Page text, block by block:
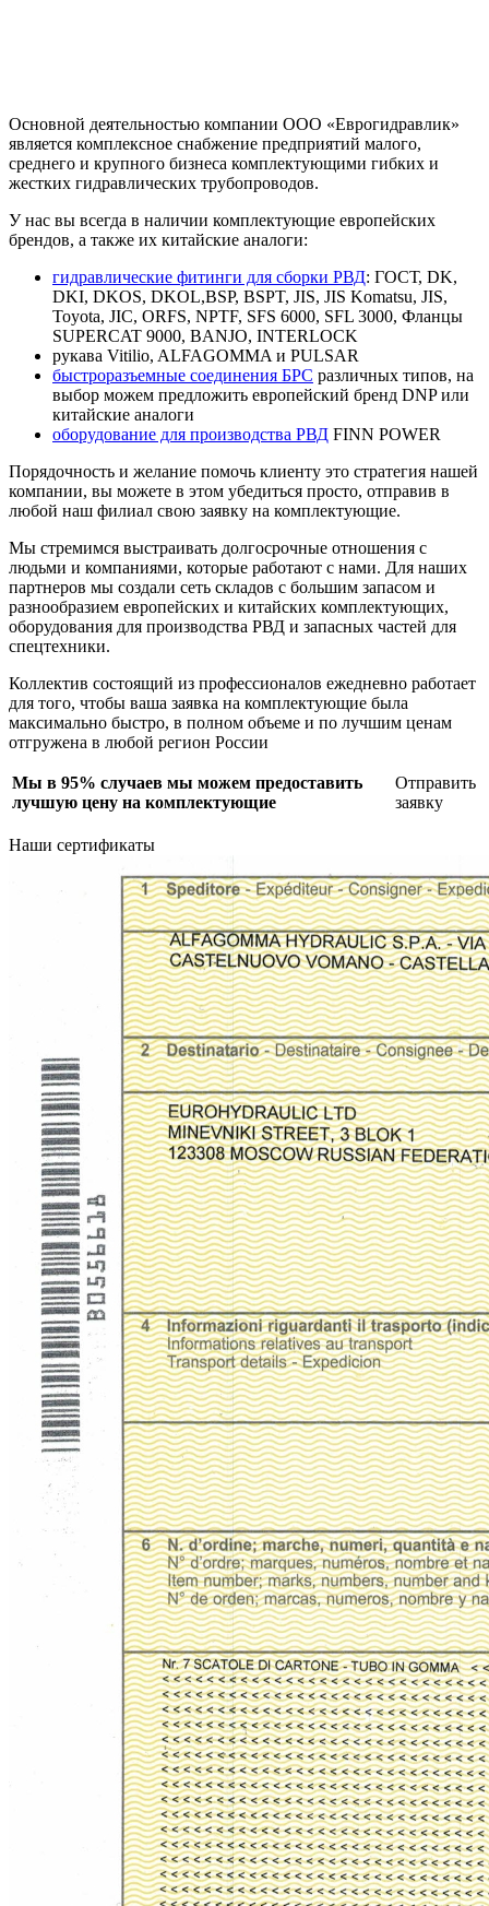
Основной деятельностью компании ООО «Еврогидравлик»
является комплексное снабжение предприятий малого,
среднего и крупного бизнеса комплектующими гибких и
жестких гидравлических трубопроводов.
У нас вы всегда в наличии комплектующие европейских
брендов, а также их китайские аналоги:
гидравлические фитинги для сборки РВД: ГОСТ, DK,
DKI, DKOS, DKOL,BSP, BSPT, JIS, JIS Komatsu, JIS,
Toyota, JIC, ORFS, NPTF, SFS 6000, SFL 3000, Фланцы
SUPERCAT 9000, BANJO, INTERLOCK
рукава Vitilio, ALFAGOMMA и PULSAR
быстроразъемные соединения БРС различных типов, на
выбор можем предложить европейский бренд DNP или
китайские аналоги
оборудование для производства РВД FINN POWER
Порядочность и желание помочь клиенту это стратегия нашей
компании, вы можете в этом убедиться просто, отправив в
любой наш филиал свою заявку на комплектующие.
Мы стремимся выстраивать долгосрочные отношения с
людьми и компаниями, которые работают с нами. Для наших
партнеров мы создали сеть складов с большим запасом и
разнообразием европейских и китайских комплектующих,
оборудования для производства РВД и запасных частей для
спецтехники.
Коллектив состоящий из профессионалов ежедневно работает
для того, чтобы ваша заявка на комплектующие была
максимально быстро, в полном объеме и по лучшим ценам
отгружена в любой регион России
Мы в 95% случаев мы можем предоставить
лучшую цену на комплектующие
Отправить
заявку
Наши сертификаты